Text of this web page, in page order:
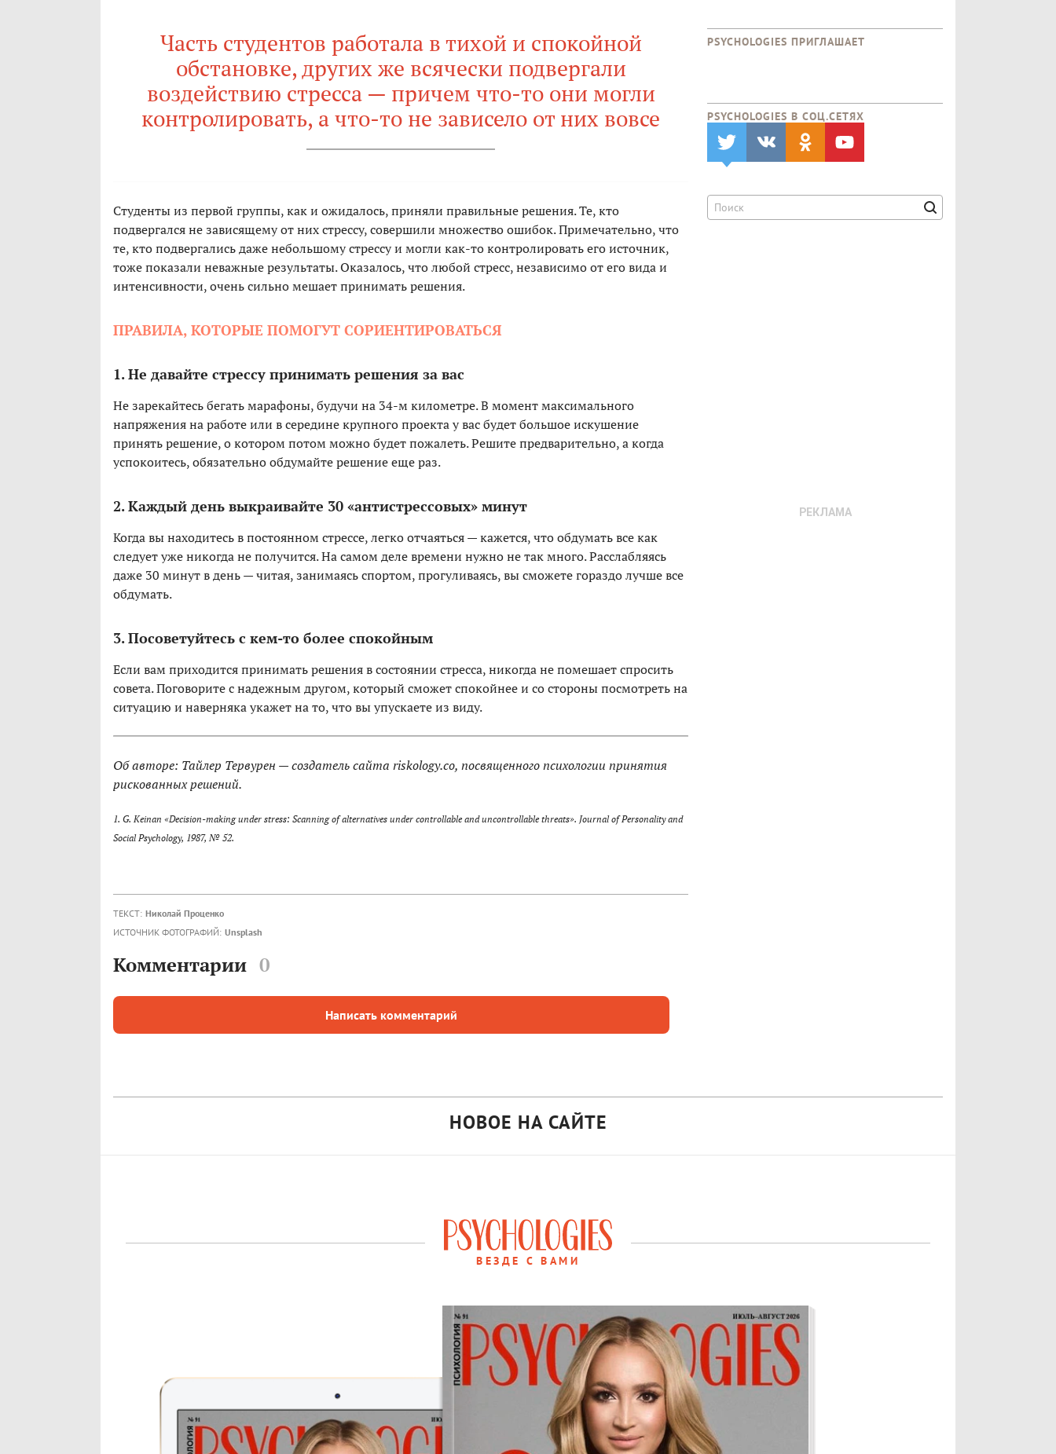
Часть студентов работала в тихой и спокойной
обстановке, других же всячески подвергали
воздействию стресса — причем что-то они могли
контролировать, а что-то не зависело от них вовсе
Студенты из первой группы, как и ожидалось, приняли правильные решения. Те, кто
подвергался не зависящему от них стрессу, совершили множество ошибок. Примечательно, что
те, кто подвергались даже небольшому стрессу и могли как-то контролировать его источник,
тоже показали неважные результаты. Оказалось, что любой стресс, независимо от его вида и
интенсивности, очень сильно мешает принимать решения.
ПРАВИЛА, КОТОРЫЕ ПОМОГУТ СОРИЕНТИРОВАТЬСЯ
1. Не давайте стрессу принимать решения за вас
Не зарекайтесь бегать марафоны, будучи на 34-м километре. В момент максимального
напряжения на работе или в середине крупного проекта у вас будет большое искушение
принять решение, о котором потом можно будет пожалеть. Решите предварительно, а когда
успокоитесь, обязательно обдумайте решение еще раз.
2. Каждый день выкраивайте 30 «антистрессовых» минут
Когда вы находитесь в постоянном стрессе, легко отчаяться — кажется, что обдумать все как
следует уже никогда не получится. На самом деле времени нужно не так много. Расслабляясь
даже 30 минут в день — читая, занимаясь спортом, прогуливаясь, вы сможете гораздо лучше все
обдумать.
3. Посоветуйтесь с кем-то более спокойным
Если вам приходится принимать решения в состоянии стресса, никогда не помешает спросить
совета. Поговорите с надежным другом, который сможет спокойнее и со стороны посмотреть на
ситуацию и наверняка укажет на то, что вы упускаете из виду.
Об авторе: Тайлер Тервурен — создатель сайта riskology.co, посвященного психологии принятия
рискованных решений.
1. G. Keinan «Decision-making under stress: Scanning of alternatives under controllable and uncontrollable threats». Journal of Personality and
Social Psychology, 1987, № 52.
ТЕКСТ: Николай Проценко
ИСТОЧНИК ФОТОГРАФИЙ: Unsplash
Комментарии 0
Написать комментарий
PSYCHOLOGIES ПРИГЛАШАЕТ
PSYCHOLOGIES В CОЦ.СЕТЯХ
НОВОЕ НА САЙТЕ
ВЕЗДЕ С ВАМИ